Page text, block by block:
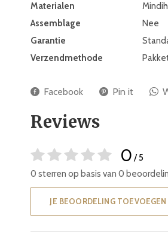
Materialen
Assemblage
Nee
Garantie
Verzendmethode
Facebook Pin it
Reviews
0 / 5
0 sterren op basis van 0
JE BEOORDELING TOEVOEGEN